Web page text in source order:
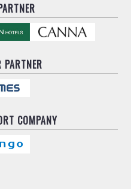
COMPANY